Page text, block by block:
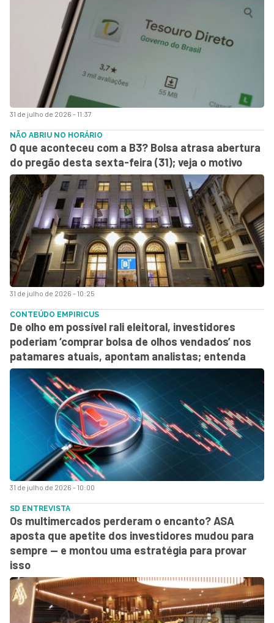
31 de julho de 2026 - 11:37
31 de julho de 2026 - 10:25
NÃO ABRIU NO HORÁRIO
O que aconteceu com a B3? Bolsa atrasa abertura
do pregão desta sexta-feira (31); veja o motivo
31 de julho de 2026 - 10:00
CONTEÚDO EMPIRICUS
De olho em possível rali eleitoral, investidores
poderiam ‘comprar bolsa de olhos vendados’ nos
patamares atuais, apontam analistas; entenda
SD ENTREVISTA
Os multimercados perderam o encanto? ASA
aposta que apetite dos investidores mudou para
sempre — e montou uma estratégia para provar
isso